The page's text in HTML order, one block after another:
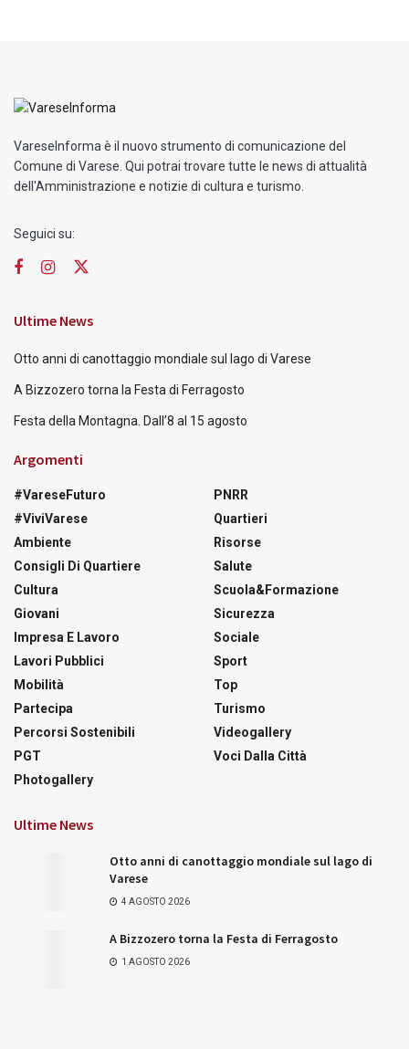
VareseInforma è il nuovo strumento di comunicazione del
Comune di Varese. Qui potrai trovare tutte le news di attualità
dell'Amministrazione e notizie di cultura e turismo.
Seguici su:
Ultime News
Otto anni di canottaggio mondiale sul lago di Varese
A Bizzozero torna la Festa di Ferragosto
Festa della Montagna. Dall’8 al 15 agosto
Argomenti
#VareseFuturo
#ViviVarese
Ambiente
Consigli Di Quartiere
Cultura
Giovani
Impresa E Lavoro
Lavori Pubblici
Mobilità
Partecipa
Percorsi Sostenibili
PGT
Photogallery
PNRR
Quartieri
Risorse
Salute
Scuola&Formazione
Sicurezza
Sociale
Sport
Top
Turismo
Videogallery
Voci Dalla Città
Ultime News
Otto anni di canottaggio mondiale sul lago di
Varese
4 AGOSTO 2026
A Bizzozero torna la Festa di Ferragosto
1 AGOSTO 2026